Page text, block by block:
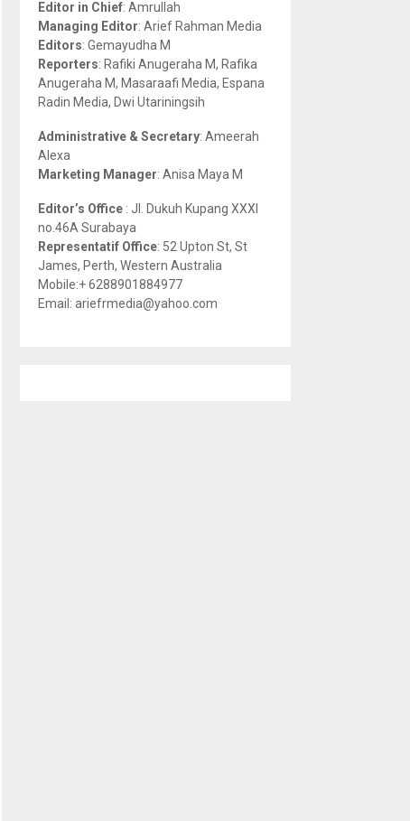
r
:
R
H
Editor in Chief: Amrullah
Managing Editor: Arief Rahman Media
Editors: Gemayudha M
Reporters: Rafiki Anugeraha M, Rafika
Anugeraha M, Masaraafi Media, Espana
Radin Media, Dwi Utariningsih
Administrative & Secretary: Ameerah
Alexa
Marketing Manager: Anisa Maya M
Editor’s Office : Jl. Dukuh Kupang XXXI
no.46A Surabaya
Representatif Office: 52 Upton St, St
James, Perth, Western Australia
Mobile:+ 6288901884977
Email: ariefrmedia@yahoo.com